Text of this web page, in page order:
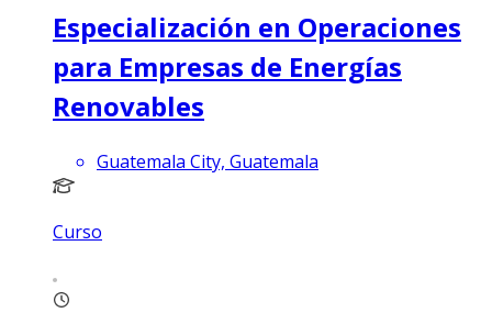
Especialización en Operaciones
para Empresas de Energías
Renovables
Guatemala City, Guatemala
Curso